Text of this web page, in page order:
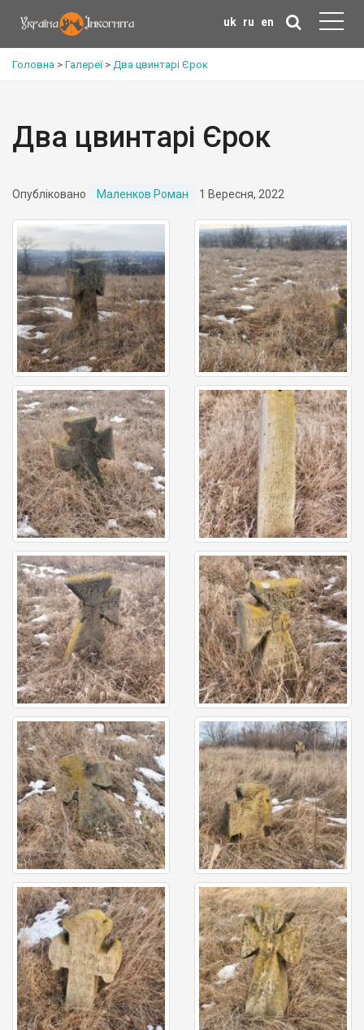
uk ru en
Головна > Галереї> Два цвинтарі Єрок
Два цвинтарі Єрок
Опубліковано Маленков Роман 1 Вересня, 2022